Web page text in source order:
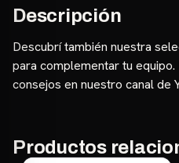
Descripción
Descubrí también nuestra
para complementar tu
consejos en nuestro canal de
Productos